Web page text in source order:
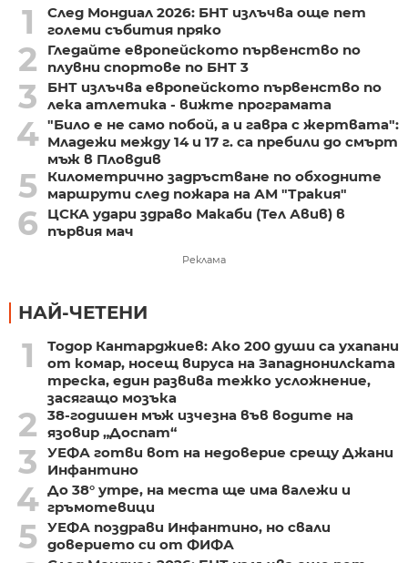
1
След Мондиал 2026: БНТ излъчва още пет
големи събития пряко
2
Гледайте европейското първенство по
плувни спортове по БНТ 3
3
БНТ излъчва европейското първенство по
лека атлетика - вижте програмата
4 "Било е не само побой, а и гавра с жертвата":
Младежи между 14 и 17 г. са пребили до смърт
мъж в Пловдив
5
Километрично задръстване по обходните
маршрути след пожара на АМ "Тракия"
6
ЦСКА удари здраво Макаби (Тел Авив) в
първия мач
Реклама
НАЙ-ЧЕТЕНИ
1
Тодор Кантарджиев: Ако 200 души са ухапани
от комар, носещ вируса на Западнонилската
треска, един развива тежко усложнение,
засягащо мозъка
2
38-годишен мъж изчезна във водите на
язовир „Доспат“
3
УЕФА готви вот на недоверие срещу Джани
Инфантино
4 До 38° утре, на места ще има валежи и
гръмотевици
5 УЕФА поздрави Инфантино, но свали
доверието си от ФИФА